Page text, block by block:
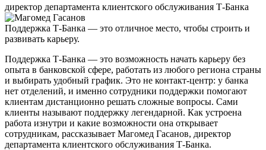
директор департамента клиентского обслуживания Т-Банка
Поддержка Т-Банка — это отличное место, чтобы строить и
развивать карьеру.
Поддержка Т-Банка — это возможность начать карьеру без
опыта в банковской сфере, работать из любого региона страны
и выбирать удобный график. Это не контакт-центр: у банка
нет отделений, и именно сотрудники поддержки помогают
клиентам дистанционно решать сложные вопросы. Сами
клиенты называют поддержку легендарной. Как устроена
работа изнутри и какие возможности она открывает
сотрудникам, рассказывает Магомед Гасанов, директор
департамента клиентского обслуживания Т-Банка.